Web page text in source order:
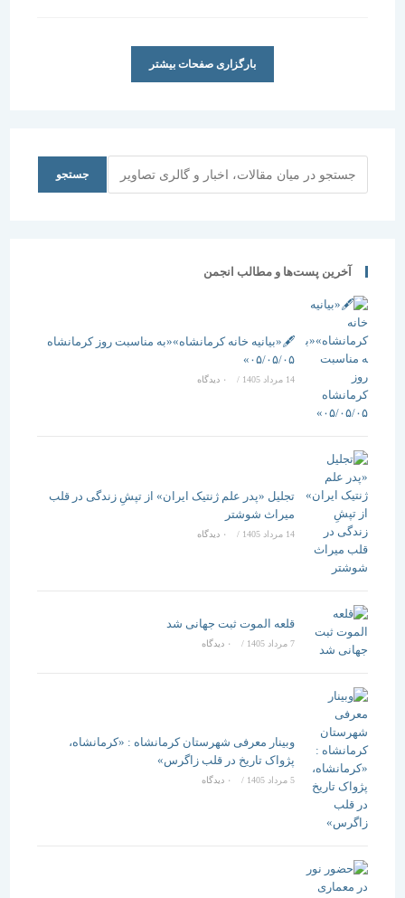
بارگزاری صفحات بیشتر
جستجو
آخرین پست‌ها و مطالب انجمن
🖋️«بیانیه خانه کرمانشاه»«به مناسبت روز کرمانشاه
۰۵/۰۵/۰۵»
/ ۰ دیدگاه
تجلیل «پدر علم ژنتیک ایران» از تپشِ زندگی در قلب
میراث شوشتر
14 مرداد 1405 / ۰ دیدگاه
قلعه الموت ثبت جهانی شد
/ ۰ دیدگاه
وبینار معرفی شهرستان کرمانشاه : «کرمانشاه،
پژواک تاریخ در قلب زاگرس»
5 مرداد 1405 / ۰ دیدگاه